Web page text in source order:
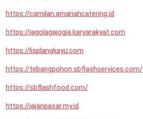
https://camilan.amanahcatering.id
https://jagolagajogja.karyarakyat.com
https://lisplangkayu.com
https://tebangpohon.sbflashservices.com/
https://sbflashfood.com/
https://jajanpasar.my.id